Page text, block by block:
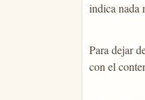
indica nada
Para dejar
con el